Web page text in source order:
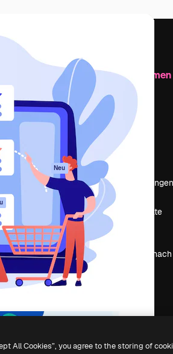
Academy
Dokumentation
Support
Datenschutzerklärung
Originale
Neu
Cookie-Richtlinie
Vertrauenszentrum
Unternehmen
Unternehmen
Preise
Über uns
Reviews
Karriere
Suchtrends
Veranstaltungen
Slidesgo
Deine Inhalte
verkaufen
Suchst du nach
All Cookies”, you agree to the storing of